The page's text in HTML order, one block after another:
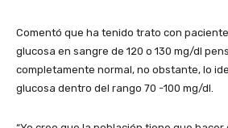
Comentó que ha tenido trato con
glucosa en sangre de 120 o 130 mg/dl
completamente normal, no obstante, lo
glucosa dentro del rango 70 -100 mg/dl.